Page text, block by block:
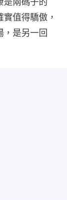
值得驕傲，
，是另一回